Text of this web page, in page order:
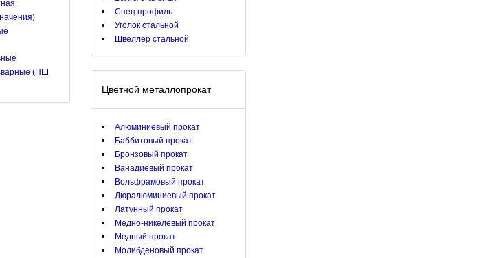
(ПШ
Спец.профиль
Уголок стальной
Швеллер стальной
Цветной металлопрокат
Алюминиевый прокат
Баббитовый прокат
Бронзовый прокат
Ванадиевый прокат
Вольфрамовый прокат
Дюралюминиевый прокат
Латунный прокат
Медно-никелевый прокат
Медный прокат
Молибденовый прокат